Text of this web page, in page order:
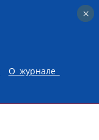
О журнале
×
×